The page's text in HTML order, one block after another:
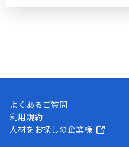
よくあるご質問
利用規約
人材をお探しの企業様